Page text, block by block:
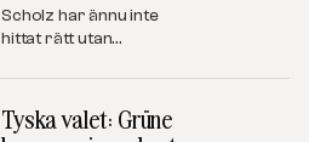
Scholz har ännu inte
hittat rätt utan…
Tyska valet: Grüne